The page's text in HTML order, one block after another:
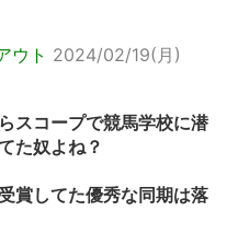
ウト 2024/02/19(月)
スコープで競馬学校に潜
た奴よね？
賞してた優秀な同期は落